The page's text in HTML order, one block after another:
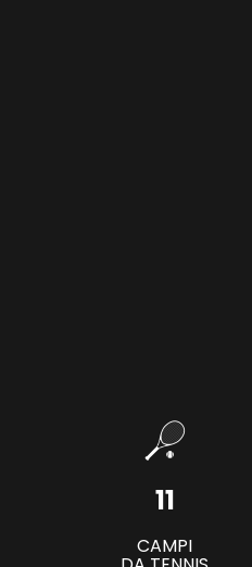
11
CAMPI